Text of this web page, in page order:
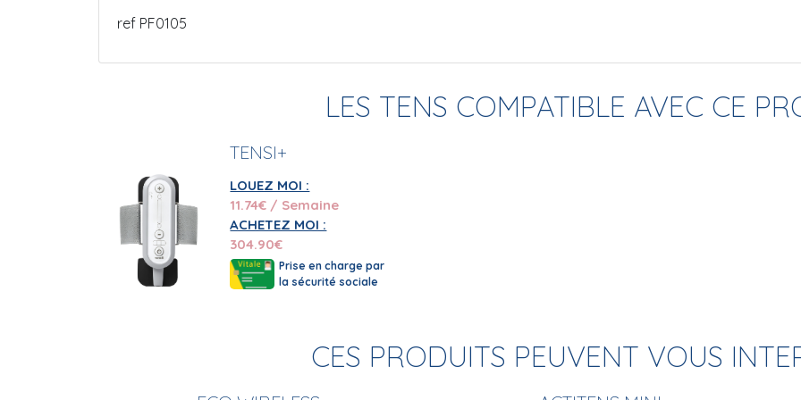
ref PF0105
LES TENS COMPATIBLE AVEC CE
TENSI+
LOUEZ MOI :
11.74€ / Semaine
ACHETEZ MOI :
304.90€
Prise en charge par
la sécurité sociale
CES PRODUITS PEUVENT VOUS